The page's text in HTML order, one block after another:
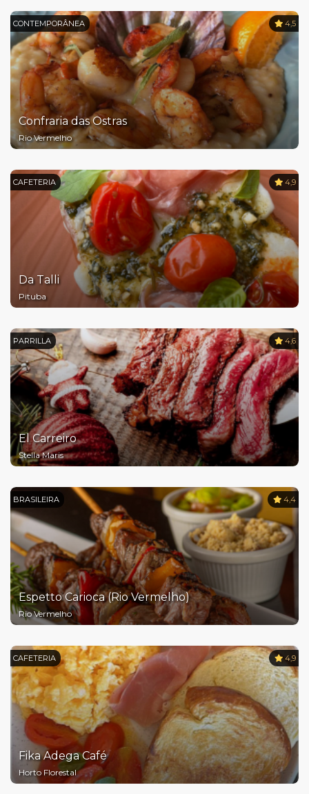
CONTEMPORÂNEA 4,5
Confraria das Ostras
Rio Vermelho
CAFETERIA 4,9
Da Talli
Pituba
PARRILLA 4,6
El Carreiro
Stella Maris
BRASILEIRA 4,4
Espetto Carioca (Rio Vermelho)
Rio Vermelho
CAFETERIA 4,9
Fika Adega Café
Horto Florestal